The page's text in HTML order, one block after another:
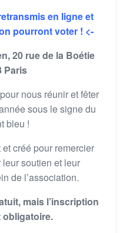
en ligne et
pourront voter ! <-
20 rue de la Boétie
Paris
nous réunir et fêter
sous le signe du
bleu !
créé pour remercier
soutien et leur
de l’association.
mais l’inscription
obligatoire.